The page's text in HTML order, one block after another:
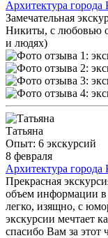
Архитектура
Замечательная
Никиты, с любовью о
и людях)
Татьяна
Опыт: 6 экскурсий
8 февраля
Архитектура
Прекрасная
объем информации в
легко, изящно, с
экскурсии мечтает
спасибо Вам за этот